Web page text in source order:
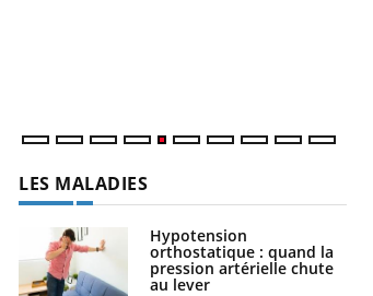
LES MALADIES
Hypotension
orthostatique : quand la
pression artérielle chute
au lever